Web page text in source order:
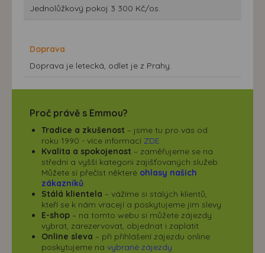
Jednolůžkový pokoj 3 300 Kč/os.
Doprava
Doprava je letecká, odlet je z Prahy.
Proč právě s Emmou?
Tradice a zkušenost – jsme tu pro vás od
roku 1990 - více informací ZDE
Kvalita a spokojenost – zaměřujeme se na
střední a vyšší kategorii zajišťovaných služeb.
Můžete si přečíst některé ohlasy našich
zákazníků.
Stálá klientela – vážíme si stálých klientů,
kteří se k nám vracejí a poskytujeme jim slevy
E-shop – na tomto webu si můžete zájezdy
vybrat, zarezervovat, objednat i zaplatit
Online sleva – při přihlášení zájezdu online
poskytujeme na vybrané zájezdy